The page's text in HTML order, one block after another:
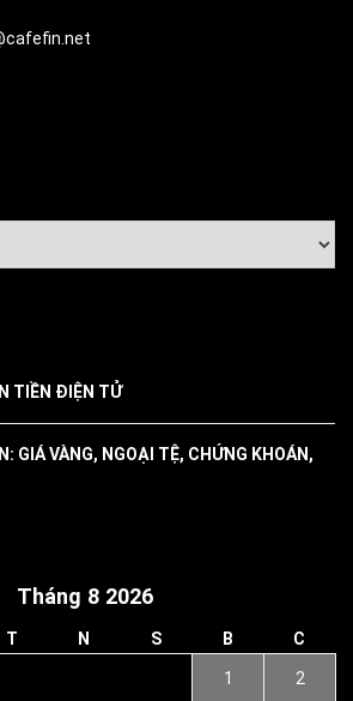
TIỀN ĐIỆN TỬ
GIÁ VÀNG, NGOẠI TỆ, CHỨNG KHOÁN,
Tháng 8 2026
T N S B C
1 2